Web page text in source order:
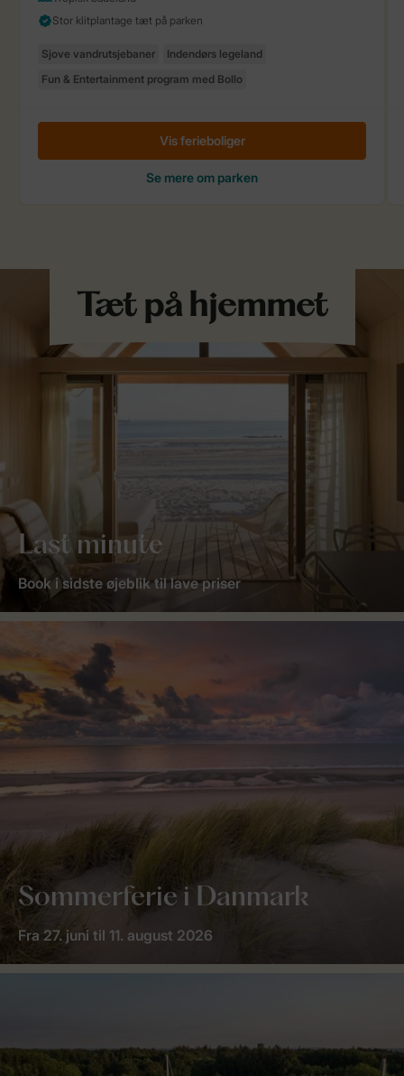
Last minute
Book i sidste øjeblik til lave priser
Sommerferie i Danmark
Fra 27. juni til 11. august 2026